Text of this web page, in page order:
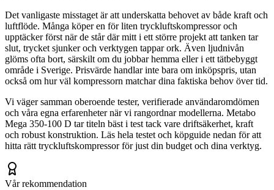
Det vanligaste misstaget är att underskatta behovet av både kraft och
luftflöde. Många köper en för liten tryckluftskompressor och
upptäcker först när de står där mitt i ett större projekt att tanken tar
slut, trycket sjunker och verktygen tappar ork. Även ljudnivån
glöms ofta bort, särskilt om du jobbar hemma eller i ett tätbebyggt
område i Sverige. Prisvärde handlar inte bara om inköpspris, utan
också om hur väl kompressorn matchar dina faktiska behov över tid.
Vi väger samman oberoende tester, verifierade användaromdömen
och våra egna erfarenheter när vi rangordnar modellerna. Metabo
Mega 350-100 D tar titeln bäst i test tack vare driftsäkerhet, kraft
och robust konstruktion. Läs hela testet och köpguide nedan för att
hitta rätt tryckluftskompressor för just din budget och dina verktyg.
Vår rekommendation